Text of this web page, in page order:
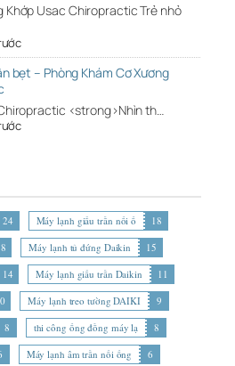
Khớp Usac Chiropractic Trẻ nhỏ
bẹt – Phòng Khám Cơ Xương
<strong>Nhìn th…
24 Máy lạnh giấu trần nối ố
18
Máy lạnh tủ đứng Daikin
15
14 Máy lạnh giấu trần Daikin
11
Máy lạnh treo tường DAIKI
9
8 thi công ống đồng máy lạ
8
Máy lạnh âm trần nối ống 6